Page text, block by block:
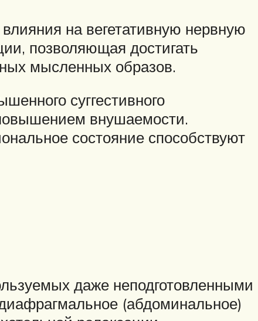
на вегетативную нервную
позволяющая достигать
мысленных образов.
суггестивного
внушаемости.
состояние способствуют
даже неподготовленными
(абдоминальное)